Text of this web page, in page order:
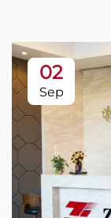
02
Sep